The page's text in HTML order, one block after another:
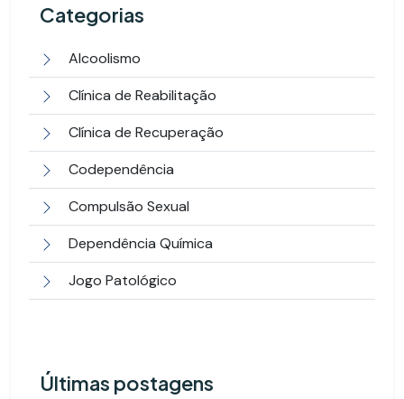
Categorias
Alcoolismo
Clínica de Reabilitação
Clínica de Recuperação
Codependência
Compulsão Sexual
Dependência Química
Jogo Patológico
Últimas postagens